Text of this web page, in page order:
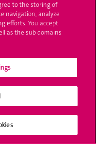
to the storing of
navigation, analyze
efforts. You accept
as the sub domains